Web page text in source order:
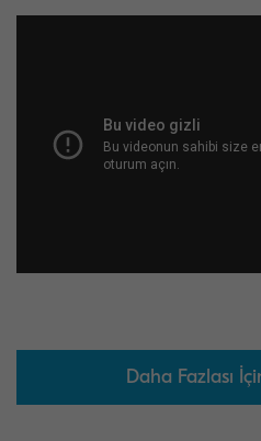
Daha Fazlası